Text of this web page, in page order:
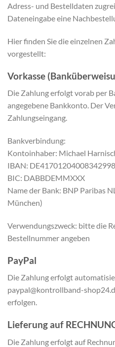
Adress- und Bestelldaten
Dateneingabe eine
Hier finden Sie die einzelnen
vorgestellt:
Vorkasse
Die Zahlung erfolgt vorab per
angegebene Bankkonto. Der
Zahlungseingang.
Bankverbindung:
Kontoinhaber: Michael
IBAN:
BIC: DABBDEMMXXX
Name der Bank: BNP Paribas
München)
Verwendungszweck: bitte die
Bestellnummer angeben
PayPal
Die Zahlung erfolgt
paypal@kontrollband-
erfolgen.
Lieferung auf
Die Zahlung erfolgt auf